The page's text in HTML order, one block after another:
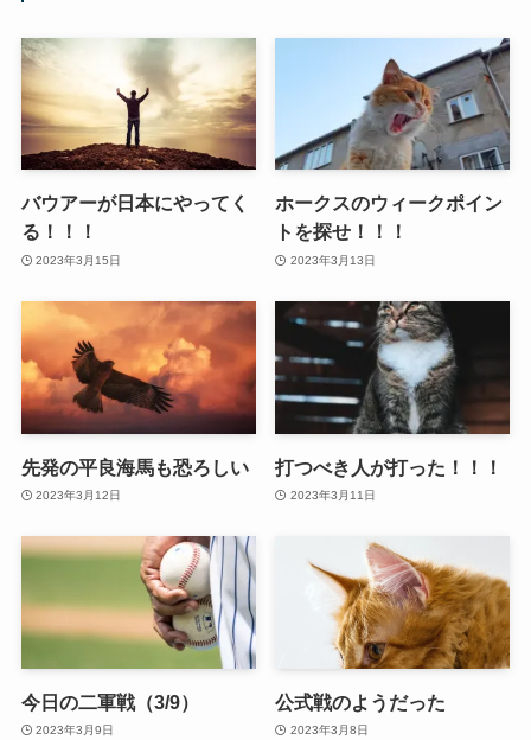
バウアーが日本にやってく
る！！！
2023年3月15日
ホークスのウィークポイン
トを探せ！！！
2023年3月13日
先発の平良海馬も恐ろしい
2023年3月12日
打つべき人が打った！！！
2023年3月11日
今日の二軍戦（3/9）
2023年3月9日
公式戦のようだった
2023年3月8日